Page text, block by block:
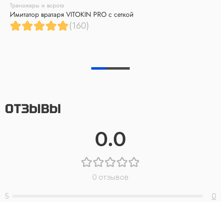
Тренажеры и ворота
Имитатор вратаря VITOKIN PRO с сеткой
(160)
ОТЗЫВЫ
0.0
0 отзывов
5
0